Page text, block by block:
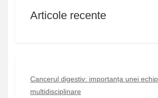
Articole recente
Cancerul digestiv: importanța unei
multidisciplinare